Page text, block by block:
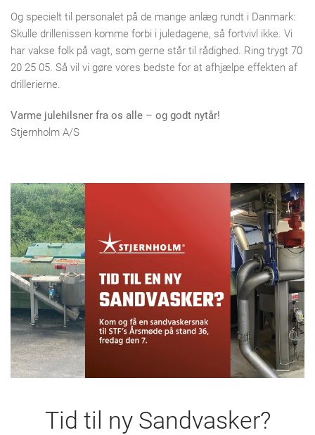
Og specielt til personalet på de mange anlæg rundt i Danmark:
Skulle drillenissen komme forbi i juledagene, så fortvivl ikke. Vi
har vakse folk på vagt, som gerne står til rådighed. Ring trygt 70
20 25 05. Så vil vi gøre vores bedste for at afhjælpe effekten af
drillerierne.
Varme julehilsner fra os alle – og godt nytår!
Stjernholm A/S
Tid til ny Sandvasker?